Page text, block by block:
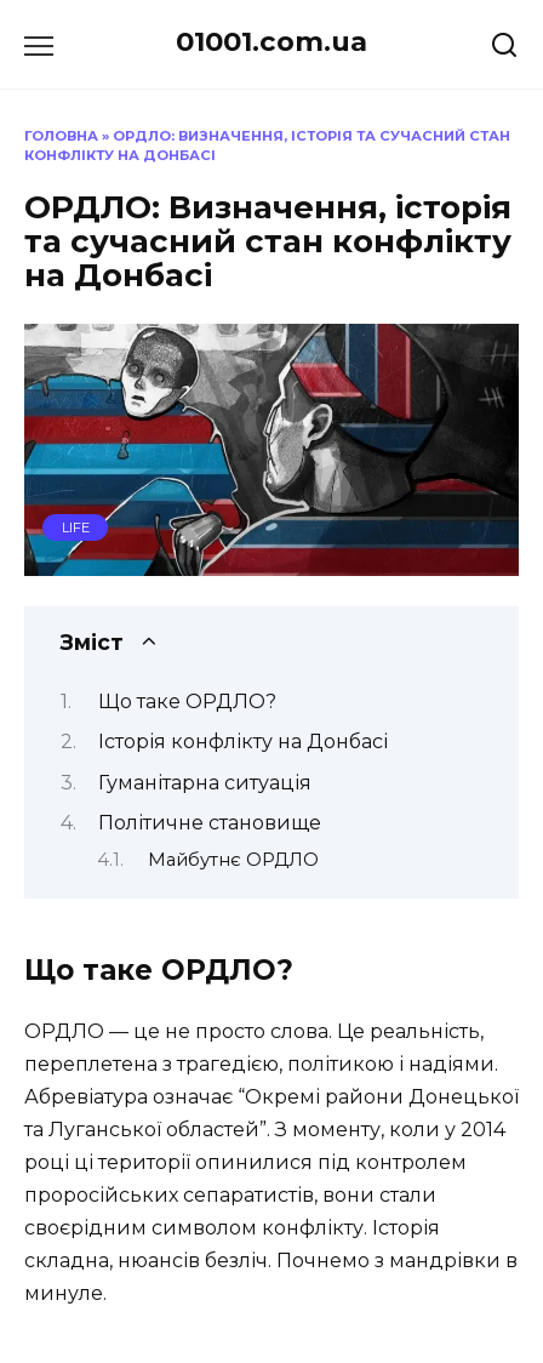
до
01001.com.ua
ГОЛОВНА » ОРДЛО: ВИЗНАЧЕННЯ, ІСТОРІЯ ТА СУЧАСНИЙ СТАН
КОНФЛІКТУ НА ДОНБАСІ
ОРДЛО: Визначення, історія
та сучасний стан конфлікту
на Донбасі
LIFE
Зміст
Що таке ОРДЛО?
Історія конфлікту на Донбасі
Гуманітарна ситуація
Політичне становище
Майбутнє ОРДЛО
Що таке ОРДЛО?
ОРДЛО — це не просто слова. Це реальність,
переплетена з трагедією, політикою і надіями.
Абревіатура означає “Окремі райони Донецької
та Луганської областей”. З моменту, коли у 2014
році ці території опинилися під контролем
проросійських сепаратистів, вони стали
своєрідним символом конфлікту. Історія
складна, нюансів безліч. Почнемо з мандрівки в
минуле.